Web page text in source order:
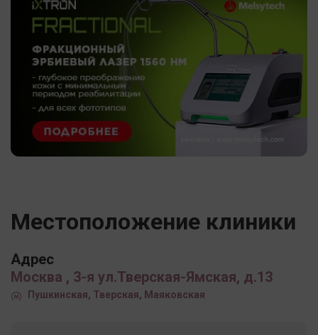
Местоположение клиники
Адрес
Москва , 3-я ул.Тверская-Ямская, д.13
Пушкинская, Тверская, Маяковская